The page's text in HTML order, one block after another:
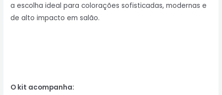
a escolha ideal para colorações sofisticadas, modernas e
de alto impacto em salão.
O kit acompanha: